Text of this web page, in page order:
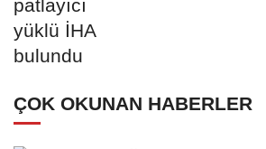
ÇOK OKUNAN HABERLER